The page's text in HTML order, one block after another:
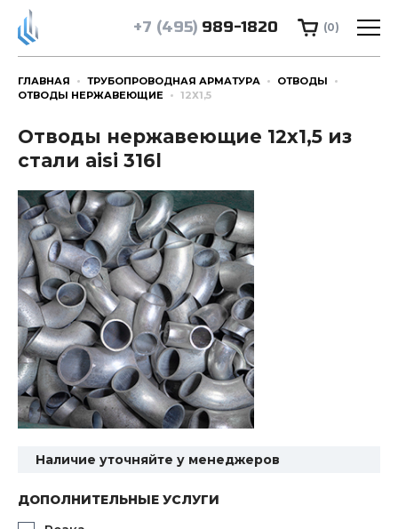
+7 (495) 989-1820 (0)
ГЛАВНАЯ ТРУБОПРОВОДНАЯ АРМАТУРА
ОТВОДЫ
ОТВОДЫ НЕРЖАВЕЮЩИЕ
12Х1,5
Отводы нержавеющие 12х1,5 из
стали aisi 316l
Наличие уточняйте у менеджеров
ДОПОЛНИТЕЛЬНЫЕ УСЛУГИ